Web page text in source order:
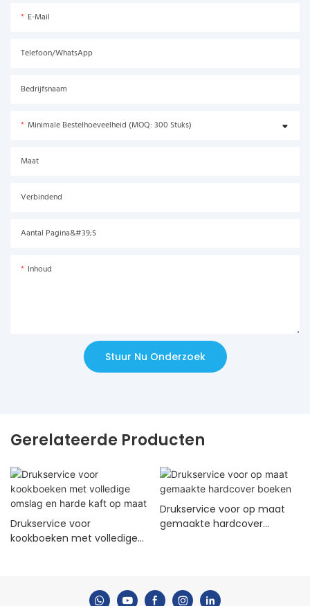
E-Mail
Telefoon/WhatsApp
Bedrijfsnaam
Minimale Bestelhoeveelheid (MOQ: 300 Stuks)
Maat
Verbindend
Aantal Pagina&#39;s
Inhoud
Stuur Nu Onderzoek
Gerelateerde Producten
Drukservice voor
kookboeken met volledige
Drukservice voor op maat
gemaakte hardcover